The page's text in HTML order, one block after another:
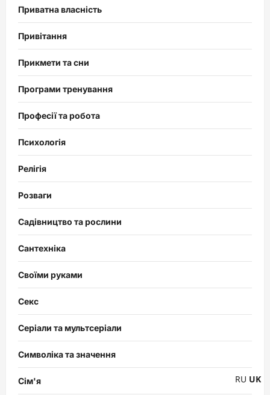
Приватна власність
Привітання
Прикмети та сни
Програми тренування
Професії та робота
Психологія
Релігія
Розваги
Садівництво та рослини
Сантехніка
Своїми руками
Секс
Серіали та мультсеріали
Символіка та значення
Сім'я RU UK